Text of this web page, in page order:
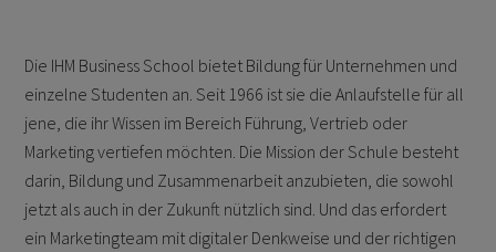
Die IHM Business School bietet Bildung für Unternehmen und
einzelne Studenten an. Seit 1966 ist sie die Anlaufstelle für all
jene, die ihr Wissen im Bereich Führung, Vertrieb oder
Marketing vertiefen möchten. Die Mission der Schule besteht
darin, Bildung und Zusammenarbeit anzubieten, die sowohl
jetzt als auch in der Zukunft nützlich sind. Und das erfordert
ein Marketingteam mit digitaler Denkweise und der richtigen